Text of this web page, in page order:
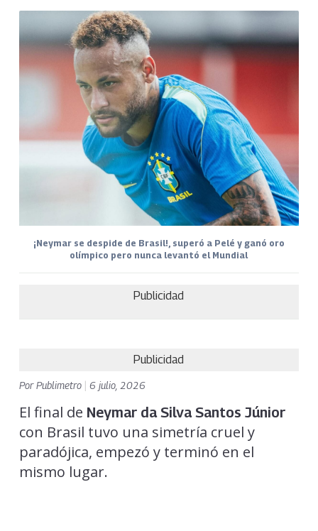
¡Neymar se despide de Brasil!, superó a Pelé y ganó oro
olímpico pero nunca levantó el Mundial
Publicidad
Publicidad
PorPublimetro 6 julio, 2026
El final de Neymar da Silva Santos Júnior
con Brasil tuvo una simetría cruel y
paradójica, empezó y terminó en el
mismo lugar.